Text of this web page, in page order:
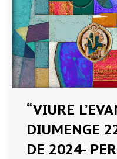
“VIURE
DIUMENGE
DE 2024-